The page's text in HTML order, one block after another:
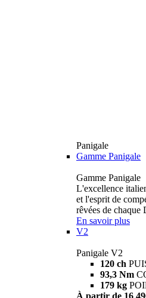
Panigale
Gamme Panigale
Gamme Panigale
L'excellence
et l'esprit de
rêvées de chaque
En savoir plus
V2
Panigale V2
120 ch
93,3 Nm
179 kg
À partir de 16